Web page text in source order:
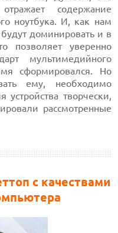
содержание
ноутбука. И, как нам
доминировать и в
позволяет уверенно
мультимедийного
сформировался. Но
ему, необходимо
устройства творчески,
рассмотренные
с качествами